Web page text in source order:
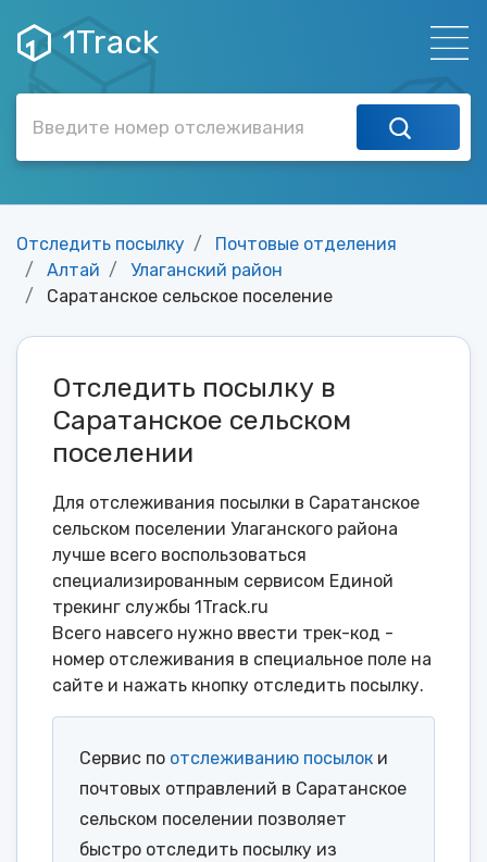
1Track
Отследить посылку
Почтовые отделения
Алтай
Улаганский район
Саратанское сельское поселение
Отследить посылку в
Саратанское сельском
поселении
Для отслеживания посылки в Саратанское
сельском поселении Улаганского района
лучше всего воспользоваться
специализированным сервисом Единой
трекинг службы 1Track.ru
Всего навсего нужно ввести трек-код -
номер отслеживания в специальное поле на
сайте и нажать кнопку отследить посылку.
Сервис по отслеживанию посылок и
почтовых отправлений в Саратанское
сельском поселении позволяет
быстро отследить посылку из